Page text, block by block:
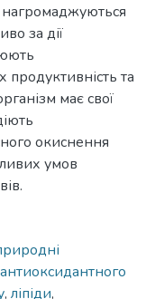
нагромаджуються
за дії
продуктивність та
має свої
окиснення
умов
, ліпіди,